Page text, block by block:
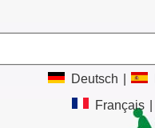
Deutsch
Français